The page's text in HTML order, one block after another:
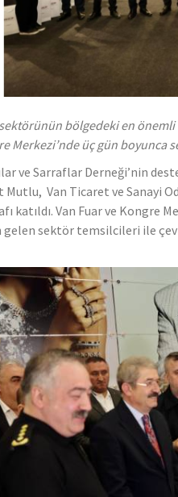
bölgedeki en
Merkezi’nde üç gün boyunca
ve Sarraflar Derneği’nin
Mutlu, Van Ticaret ve Sanayi
katıldı. Van Fuar ve
gelen sektör temsilcileri ile